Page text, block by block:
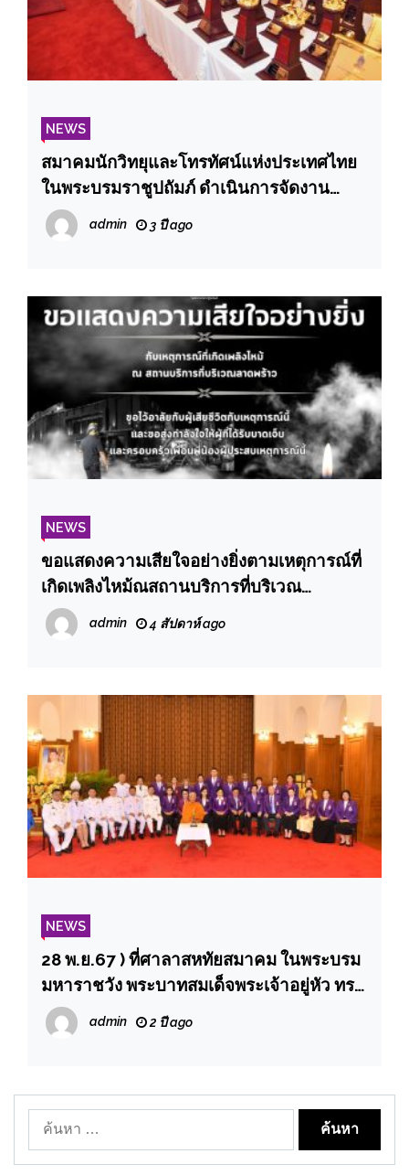
NEWS
สมาคมนักวิทยุและโทรทัศน์แห่งประเทศไทย
ในพระบรมราชูปถัมภ์ ดำเนินการจัดงาน
พระราชทานรางวัลเทพทอง ครั้งที่ ๒๑
admin 3 ปี ago
NEWS
ขอแสดงความเสียใจอย่างยิ่งตามเหตุการณ์ที่
เกิดเพลิงไหม้ณสถานบริการที่บริเวณ
ลาดพร้าว
admin 4 สัปดาห์ ago
NEWS
28 พ.ย.67 ) ที่ศาลาสหทัยสมาคม ในพระบรม
มหาราชวัง พระบาทสมเด็จพระเจ้าอยู่หัว ทรง
พระกรุณาโปรดเกล้าโปรดกระหม่อมให้ นาย
จรัลธาดา กรรณสูต องคมนตรี เป็นผู้แทน
admin 2 ปี ago
ค้นหา